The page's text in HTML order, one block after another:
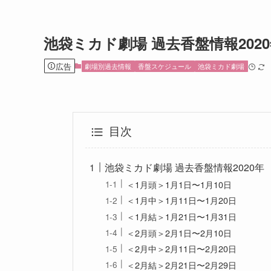
池袋ミカド劇場 過去香盤情報
広告 劇場別過去情報 香盤スケジュール 池袋ミカド劇場
目次
池袋ミカド劇場 過去香盤情報2020年
＜1月頭＞1月1日〜1月10日
＜1月中＞1月11日〜1月20日
＜1月結＞1月21日〜1月31日
＜2月頭＞2月1日〜2月10日
＜2月中＞2月11日〜2月20日
＜2月結＞2月21日〜2月29日